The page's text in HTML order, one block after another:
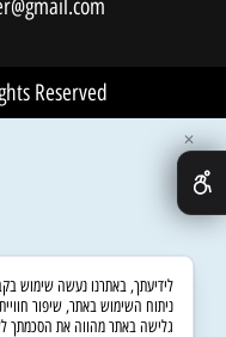
Reserved
✕
ניתוח השימוש באתר, שיפור
גלישה באתר מהווה את הסכמתך